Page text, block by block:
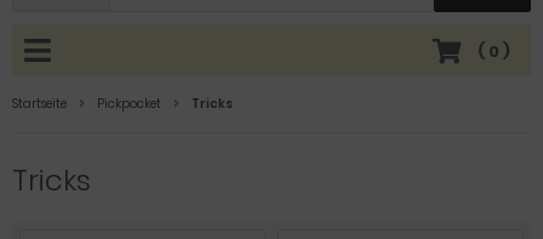
( 0 )
Startseite Pickpocket Tricks
Tricks